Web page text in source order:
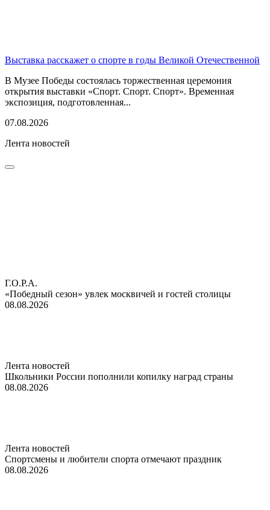
Выставка расскажет о спорте в годы Великой Отечественной
В Музее Победы состоялась торжественная церемония
открытия выставки «Спорт. Спорт. Спорт». Временная
экспозиция, подготовленная...
07.08.2026
Лента новостей
Г.О.Р.А.
«Победный сезон» увлек москвичей и гостей столицы
08.08.2026
Лента новостей
Школьники России пополнили копилку наград страны
08.08.2026
Лента новостей
Спортсмены и любители спорта отмечают праздник
08.08.2026